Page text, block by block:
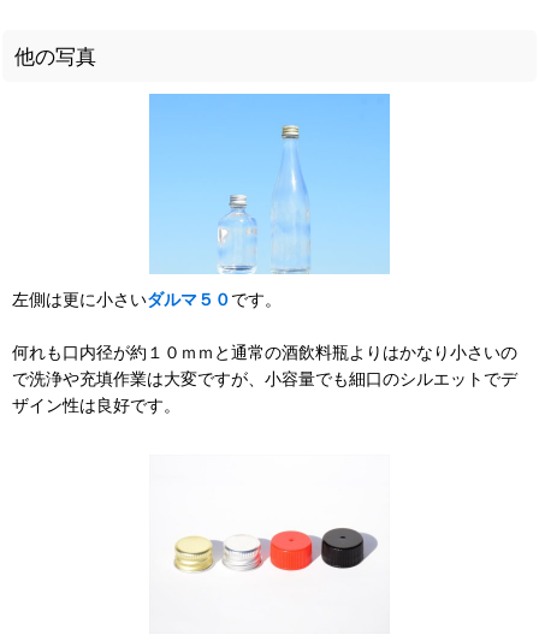
他の写真
左側は更に小さいダルマ５０です。
何れも口内径が約１０ｍｍと通常の酒飲料瓶よりはかなり小さいの
で洗浄や充填作業は大変ですが、小容量でも細口のシルエットでデ
ザイン性は良好です。